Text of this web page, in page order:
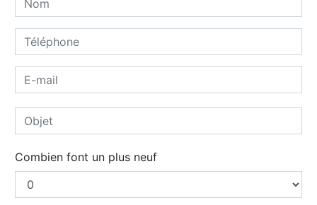
Combien font un plus neuf